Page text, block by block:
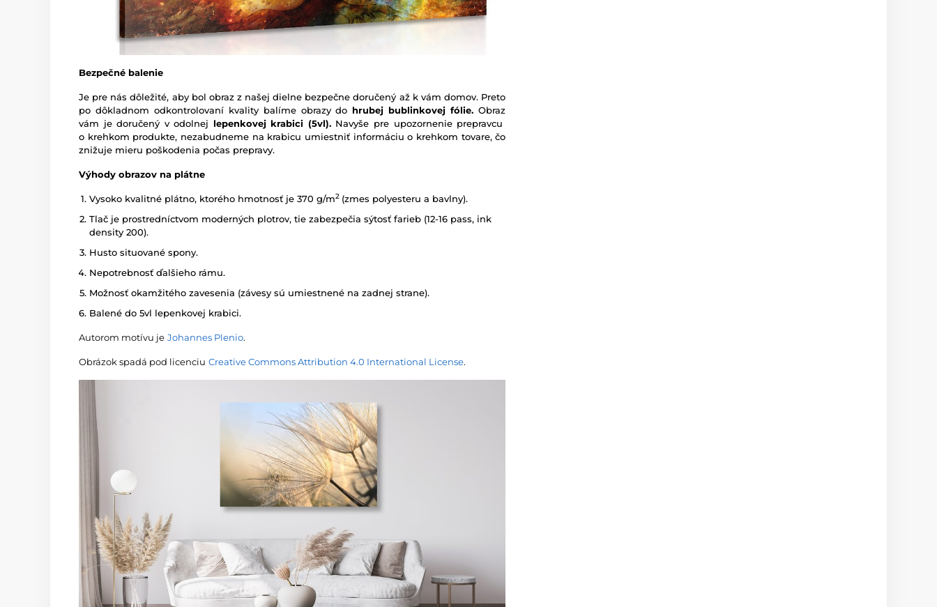
Bezpečné balenie
Je pre nás dôležité, aby bol obraz z našej dielne bezpečne doručený až k vám domov. Preto
po dôkladnom odkontrolovaní kvality balíme obrazy do hrubej bublinkovej fólie. Obraz
vám je doručený v odolnej lepenkovej krabici (5vl).Navyše pre upozornenie prepravcu
o krehkom produkte, nezabudneme na krabicu umiestniť informáciu o krehkom tovare, čo
znižuje mieru poškodenia počas prepravy.
Výhody obrazov na plátne
Vysoko kvalitné plátno, ktorého hmotnosť je 370 g/m2 (zmes polyesteru a bavlny).
Tlač je prostredníctvom moderných plotrov, tie zabezpečia sýtosť farieb (12-16 pass, ink
density 200).
Husto situované spony.
Nepotrebnosť ďalšieho rámu.
Možnosť okamžitého zavesenia (závesy sú umiestnené na zadnej strane).
Balené do 5vl lepenkovej krabici.
Autorom motívu je Johannes Plenio.
Obrázok spadá pod licenciu Creative Commons Attribution 4.0 International License.